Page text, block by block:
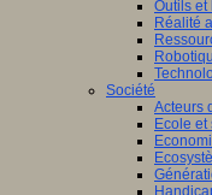
Outils et
Réalité
Société
Acteurs
Ecole et